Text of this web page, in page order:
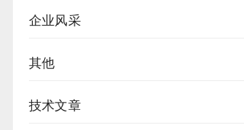
企业风采
其他
技术文章